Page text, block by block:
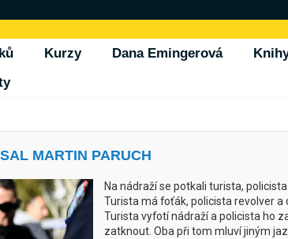
Kurzy Dana Emingerová
MARTIN PARUCH
Na nádraží se potkali turista,
Turista má foťák, policista revolver a
Turista vyfotí nádraží a policista ho
zatknout. Oba při tom mluví jiným